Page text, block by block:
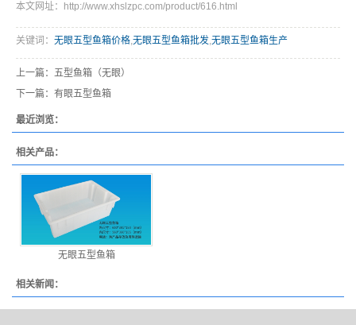
本文网址：http://www.xhslzpc.com/product/616.html
关键词： 无眼五型鱼箱价格,无眼五型鱼箱批发,无眼五型鱼箱生产
上一篇： 五型鱼箱（无眼）
下一篇： 有眼五型鱼箱
最近浏览：
相关产品：
无眼五型鱼箱
相关新闻：